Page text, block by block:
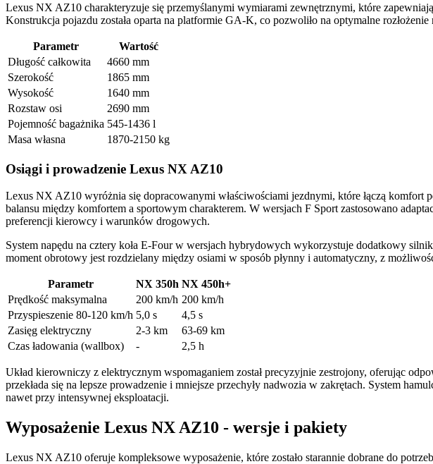
Lexus NX AZ10 charakteryzuje się przemyślanymi wymiarami zewnętrznymi, które
Konstrukcja pojazdu została oparta na platformie GA-K, co pozwoliło na optymalne
Parametr
Wartość
Długość całkowita
4660 mm
Szerokość
1865 mm
Wysokość
1640 mm
Rozstaw osi
2690 mm
Pojemność bagażnika 545-1436 l
Masa własna
1870-2150 kg
Osiągi i prowadzenie Lexus NX AZ10
Lexus NX AZ10 wyróżnia się dopracowanymi właściwościami jezdnymi, które łączą komfort
balansu między komfortem a sportowym charakterem. W wersjach F Sport zastosowano
preferencji kierowcy i warunków drogowych.
System napędu na cztery koła E-Four w wersjach hybrydowych wykorzystuje dodatkowy
moment obrotowy jest rozdzielany między osiami w sposób płynny i automatyczny, z
Parametr NX 350h NX 450h+
Prędkość maksymalna
200 km/h 200 km/h
Przyspieszenie 80-120 km/h 5,0 s
4,5 s
Zasięg elektryczny
2-3 km
63-69 km
Czas ładowania (wallbox)
- 2,5 h
Układ kierowniczy z elektrycznym wspomaganiem został precyzyjnie zestrojony, oferując
przekłada się na lepsze prowadzenie i mniejsze przechyły nadwozia w zakrętach. System
nawet przy intensywnej eksploatacji.
Wyposażenie Lexus NX AZ10 - wersje i pakiety
Lexus NX AZ10 oferuje kompleksowe wyposażenie, które zostało starannie dobrane do